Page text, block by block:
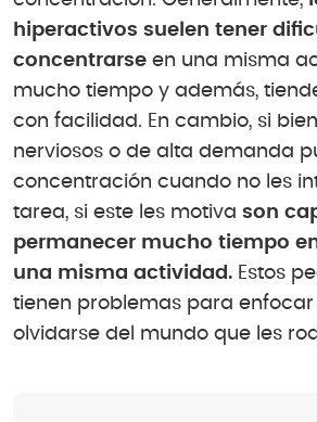
hiperactivos suelen tener
concentrarse en una misma
mucho tiempo y además,
con facilidad. En cambio, si
nerviosos o de alta demanda
concentración cuando no les
tarea, si este les motiva son
permanecer mucho tiempo
una misma actividad. Estos
tienen problemas para enfocar
olvidarse del mundo que les